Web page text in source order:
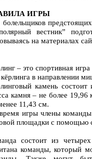
ИГРЫ
болельщиков
вестник”
на материалах
– это спортивная
кёрлинга в направлении
камень
камня – не более 19,96
11,43 см.
игры члены команды
площадки с помощью
состоит из
команды, который